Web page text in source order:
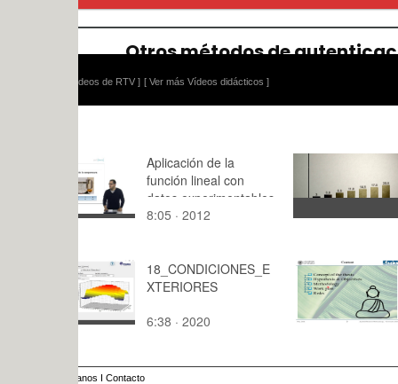
[ Ver más Vídeos didácticos ]
Aplicación de la
función lineal con
datos experimentables
8:05 · 2012
3:36 · 2025
18_CONDICIONES_E
XTERIORES
6:38 · 2020
Applied
task
11:30 ·